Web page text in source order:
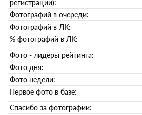
регистрации):
Фотографий в очереди:
Фотографий в ЛК:
% фотографий в ЛК:
Фото - лидеры рейтинга:
Фото дня:
Фото недели:
Первое фото в базе:
Спасибо за фотографии: